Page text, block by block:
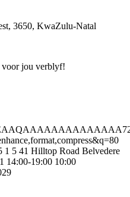
3650, KwaZulu-Natal
voor jou verblyf!
1 5 41 Hilltop Road Belvedere
14:00-19:00 10:00